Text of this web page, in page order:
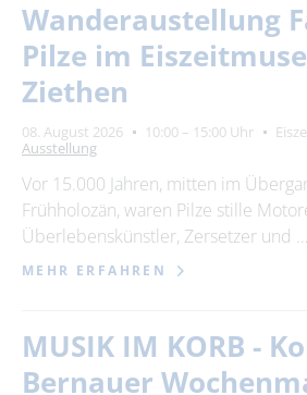
Wanderaustellung
Pilze im
Ziethen
08. August 2026 10:00 – 15:00 Uhr
Ausstellung
Vor 15.000 Jahren, mitten im
Frühholozän, waren Pilze stille
Überlebenskünstler, Zersetzer und …
MEHR ERFAHREN
MUSIK IM KORB -
Bernauer